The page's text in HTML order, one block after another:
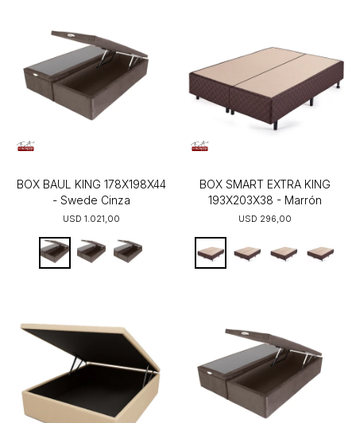
BOX BAUL KING 178X198X44
- Swede Cinza
USD 1.021,00
BOX SMART EXTRA KING
193X203X38 - Marrón
USD 296,00